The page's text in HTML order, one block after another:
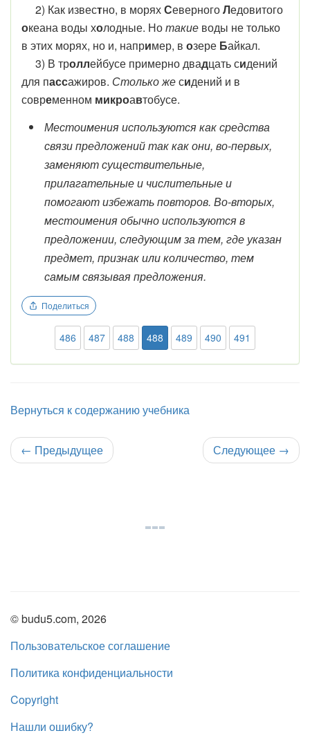
2) Как известно, в моряхСеверногоЛедовитого
океана воды холодные. Нотакие воды не только
в этих морях, но и, например, в озере Байкал.
3) В троллейбусе примерно двадцать сидений
для пассажиров. Столько жесидений и в
современном микроавтобусе.
Местоимения используются как средства
связи предложений так как они, во-первых,
заменяют существительные,
прилагательные и числительные и
помогают избежать повторов. Во-вторых,
местоимения обычно используются в
предложении, следующим за тем, где указан
предмет, признак или количество, тем
самым связывая предложения.
Поделиться
486 487 488 488 489 490 491
Вернуться к содержанию учебника
← Предыдущее Следующее →
© budu5.com, 2026
Пользовательское соглашение
Политика конфиденциальности
Copyright
Нашли ошибку?